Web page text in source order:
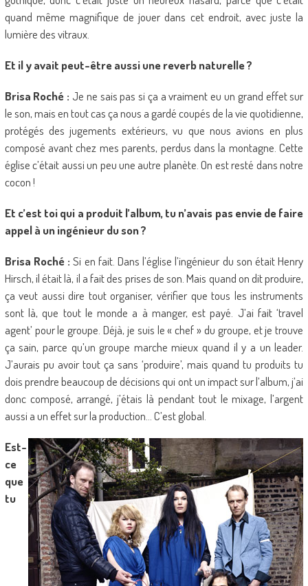
quand même magnifique de jouer dans cet endroit, avec juste la
lumière des vitraux.
Et il y avait peut-être aussi une reverb naturelle ?
Brisa Roché : Je ne sais pas si ça a vraiment eu un grand effet sur
le son, mais en tout cas ça nous a gardé coupés de la vie quotidienne,
protégés des jugements extérieurs, vu que nous avions en plus
composé avant chez mes parents, perdus dans la montagne. Cette
église c’était aussi un peu une autre planète. On est resté dans notre
cocon !
Et c’est toi qui a produit l’album, tu n’avais pas envie de faire
appel à un ingénieur du son ?
Brisa Roché : Si en fait. Dans l’église l’ingénieur du son était Henry
Hirsch, il était là, il a fait des prises de son. Mais quand on dit produire,
ça veut aussi dire tout organiser, vérifier que tous les instruments
sont là, que tout le monde a à manger, est payé. J’ai fait ‘travel
agent’ pour le groupe. Déjà, je suis le « chef » du groupe, et je trouve
ça sain, parce qu’un groupe marche mieux quand il y a un leader.
J’aurais pu avoir tout ça sans ‘produire’, mais quand tu produits tu
dois prendre beaucoup de décisions qui ont un impact sur l’album, j’ai
donc composé, arrangé, j’étais là pendant tout le mixage, l’argent
aussi a un effet sur la production… C’est global.
Est-
ce
que
tu